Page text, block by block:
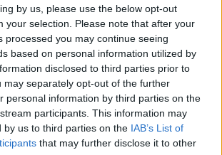
by us, please use the below opt-out
your selection. Please note that after your
processed you may continue seeing
based on personal information utilized by
disclosed to third parties prior to
may separately opt-out of the further
personal information by third parties on the
participants. This information may
by us to third parties on the IAB’s List of
that may further disclose it to other
tájékoztató
tájékoztató
szabályzat